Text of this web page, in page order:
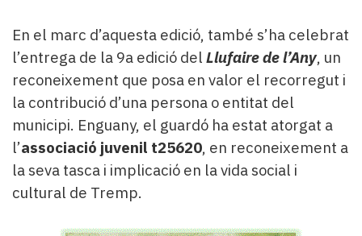
En el marc d’aquesta edició, també s’ha celebrat
l’entrega de la 9a edició del Llufaire de l’Any, un
reconeixement que posa en valor el recorregut i
la contribució d’una persona o entitat del
municipi. Enguany, el guardó ha estat atorgat a
l’associació juvenil t25620, en reconeixement a
la seva tasca i implicació en la vida social i
cultural de Tremp.